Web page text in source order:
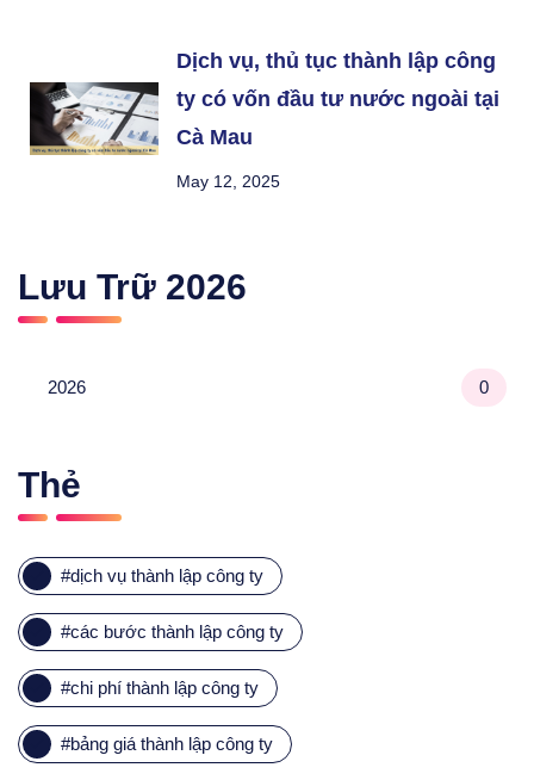
Dịch vụ, thủ tục thành lập công
ty có vốn đầu tư nước ngoài tại
Cà Mau
May 12, 2025
Lưu Trữ 2026
2026 0
Thẻ
#dịch vụ thành lập công ty
#các bước thành lập công ty
#chi phí thành lập công ty
#bảng giá thành lập công ty